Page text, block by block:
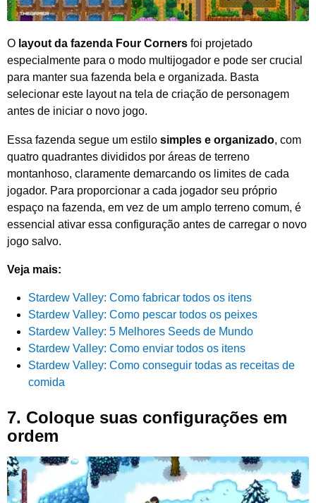
O layout da fazenda Four Corners foi projetado
especialmente para o modo multijogador e pode ser crucial
para manter sua fazenda bela e organizada. Basta
selecionar este layout na tela de criação de personagem
antes de iniciar o novo jogo.
Essa fazenda segue um estilo simples e organizado, com
quatro quadrantes divididos por áreas de terreno
montanhoso, claramente demarcando os limites de cada
jogador. Para proporcionar a cada jogador seu próprio
espaço na fazenda, em vez de um amplo terreno comum, é
essencial ativar essa configuração antes de carregar o novo
jogo salvo.
Veja mais:
Stardew Valley: Como fabricar todos os itens
Stardew Valley: Como pescar todos os peixes
Stardew Valley: 5 Melhores Seeds de Mundo
Stardew Valley: Como enviar todos os itens
Stardew Valley: Como conseguir todas as receitas de
comida
7. Coloque suas configurações em
ordem